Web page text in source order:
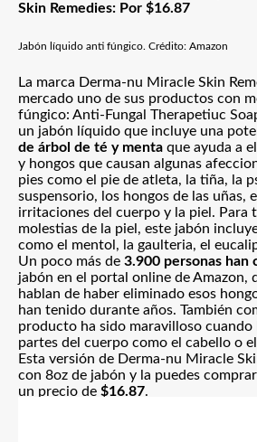
Skin Remedies: Por $16.87
Jabón líquido anti fúngico. Crédito: Amazon
La marca Derma-nu Miracle Skin
mercado uno de sus productos con
fúngico: Anti-Fungal Therapetiuc
un jabón líquido que incluye una
de árbol de té y menta que ayuda a
y hongos que causan algunas
pies como el pie de atleta, la tiña, la
suspensorio, los hongos de las uñas,
irritaciones del cuerpo y la piel. Para
molestias de la piel, este jabón
como el mentol, la gaulteria, el
Un poco más de 3.900 personas han
jabón en el portal online de Amazon,
hablan de haber eliminado esos
han tenido durante años. También
producto ha sido maravilloso cuando
partes del cuerpo como el cabello o
Esta versión de Derma-nu Miracle
con 8oz de jabón y la puedes
un precio de $16.87.